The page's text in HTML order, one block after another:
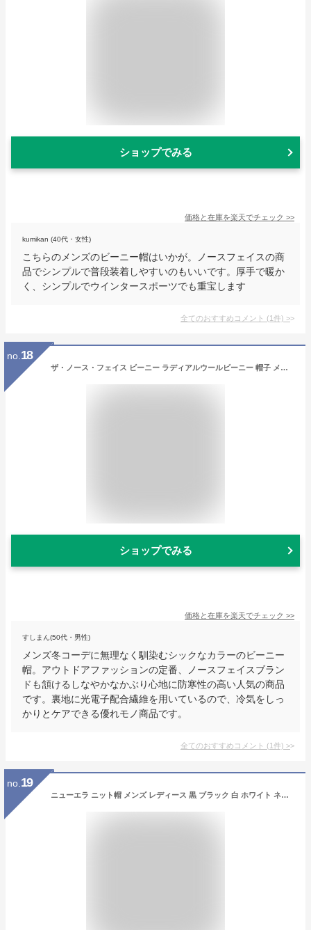
ショップでみる
価格と在庫を楽天でチェック >>
kumikan (40代・女性)
こちらのメンズのビーニー帽はいかが。ノースフェイスの商
品でシンプルで普段装着しやすいのもいいです。厚手で暖か
く、シンプルでウインタースポーツでも重宝します
全てのおすすめコメント (1件) >
no. 18
ザ・ノース・フェイス ビーニー ラディアルウールビーニー 帽子 メンズ レディース NN42340-ZC
ショップでみる
価格と在庫を楽天でチェック >>
すしまん(50代・男性)
メンズ冬コーデに無理なく馴染むシックなカラーのビーニー
帽。アウトドアファッションの定番、ノースフェイスブラン
ドも頷けるしなやかなかぶり心地に防寒性の高い人気の商品
です。裏地に光電子配合繊維を用いているので、冷気をしっ
かりとケアできる優れモノ商品です。
全てのおすすめコメント (1件) >
no. 19
ニューエラ ニット帽 メンズ レディース 黒 ブラック 白 ホワイト ネイビー 紺 ベージュ グレー 人気 ビーニー ニットキャップ ワッチ ベーシック ビーニー beanie ニット帽子 NEW ERA 帽子 秋 冬 【楽ギフ_包装】